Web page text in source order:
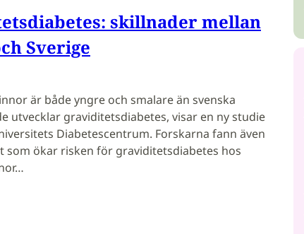
skillnader mellan
Sverige
är både yngre och smalare än svenska
utvecklar graviditetsdiabetes, visar en ny studie
Diabetescentrum. Forskarna fann även
som ökar risken för graviditetsdiabetes hos